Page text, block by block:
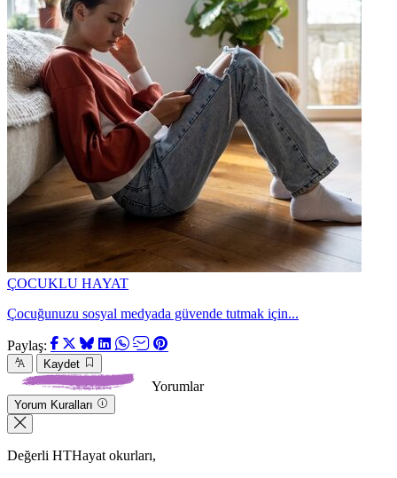
ÇOCUKLU HAYAT
Çocuğunuzu sosyal medyada güvende tutmak için...
Paylaş:
Kaydet
Yorumlar
Yorum Kuralları
Değerli HTHayat okurları,